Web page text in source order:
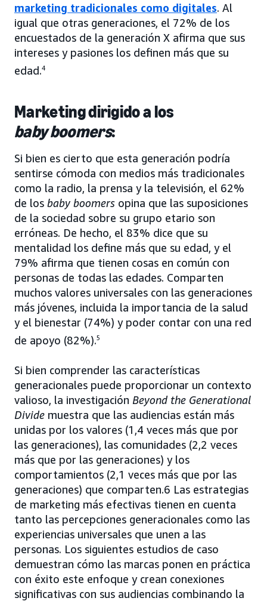
marketing tradicionales como digitales. Al
igual que otras generaciones, el 72% de los
encuestados de la generación X afirma que sus
intereses y pasiones los definen más que su
edad.4
Marketing dirigido a los
baby boomers:
Si bien es cierto que esta generación podría
sentirse cómoda con medios más tradicionales
como la radio, la prensa y la televisión, el 62%
de los baby boomers opina que las suposiciones
de la sociedad sobre su grupo etario son
erróneas. De hecho, el 83% dice que su
mentalidad los define más que su edad, y el
79% afirma que tienen cosas en común con
personas de todas las edades. Comparten
muchos valores universales con las generaciones
más jóvenes, incluida la importancia de la salud
y el bienestar (74%) y poder contar con una red
de apoyo (82%).5
Si bien comprender las características
generacionales puede proporcionar un contexto
valioso, la investigación Beyond the Generational
Divide muestra que las audiencias están más
unidas por los valores (1,4 veces más que por
las generaciones), las comunidades (2,2 veces
más que por las generaciones) y los
comportamientos (2,1 veces más que por las
generaciones) que comparten.6 Las estrategias
de marketing más efectivas tienen en cuenta
tanto las percepciones generacionales como las
experiencias universales que unen a las
personas. Los siguientes estudios de caso
demuestran cómo las marcas ponen en práctica
con éxito este enfoque y crean conexiones
significativas con sus audiencias combinando la